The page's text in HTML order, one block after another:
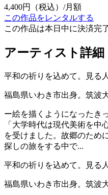
4,400円
（税込）/月額
この作品をレンタルする
この作品は本日中に決済完
アーティスト詳細
平和の祈りを込めて。見る
福島県いわき市出身。筑波
ー絵を描くようになったき
「大学時代は現代美術を
を受けました。故郷のため
探しの旅をする中で...
平和の祈りを込めて。見る
福島県いわき市出身。筑波